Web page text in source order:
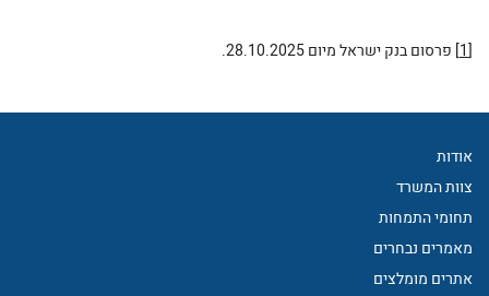
[1] פרסום בנק ישראל מיום 28.10.2025.
אודות
צוות המשרד
תחומי התמחות
מאמרים נבחרים
אתרים מומלצים